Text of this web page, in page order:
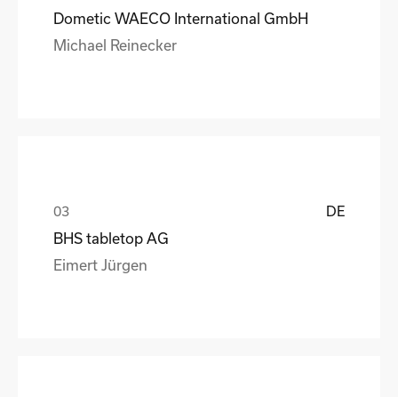
Dometic WAECO International GmbH
Michael Reinecker
DE
BHS tabletop AG
Eimert Jürgen